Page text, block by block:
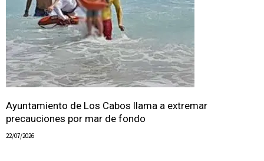
Ayuntamiento de Los Cabos llama a extremar
precauciones por mar de fondo
22/07/2026